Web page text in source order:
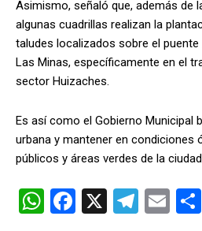
Asimismo, señaló que, además de
algunas cuadrillas realizan la
taludes localizados sobre el puente
Las Minas, específicamente en el
sector Huizaches.
Es así como el Gobierno Municipal
urbana y mantener en condiciones
públicos y áreas verdes de la ciudad.
W F
X
T
E